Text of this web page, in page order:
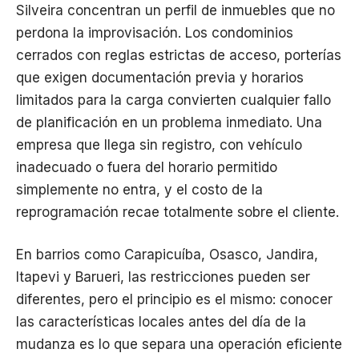
Silveira concentran un perfil de inmuebles que no
perdona la improvisación. Los condominios
cerrados con reglas estrictas de acceso, porterías
que exigen documentación previa y horarios
limitados para la carga convierten cualquier fallo
de planificación en un problema inmediato. Una
empresa que llega sin registro, con vehículo
inadecuado o fuera del horario permitido
simplemente no entra, y el costo de la
reprogramación recae totalmente sobre el cliente.
En barrios como Carapicuíba, Osasco, Jandira,
Itapevi y Barueri, las restricciones pueden ser
diferentes, pero el principio es el mismo: conocer
las características locales antes del día de la
mudanza es lo que separa una operación eficiente